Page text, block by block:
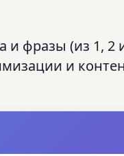
и фразы (из 1, 2
и